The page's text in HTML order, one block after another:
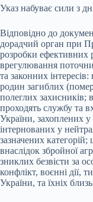
Указ набуває сили з
Відповідно до
дорадчий орган при
розробки ефективних
врегулювання
та законних інтересів:
родин загиблих
полеглих захисників;
проходять службу та
України, захоплених
інтернованих у
зазначених категорій;
внаслідок збройної
зниклих безвісти за
конфлікт, воєнні дії,
України, та їхніх